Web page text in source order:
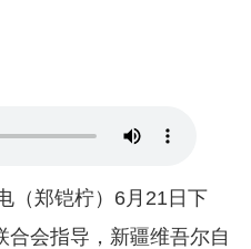
郑铠柠）6月21日下
会指导，新疆维吾尔自